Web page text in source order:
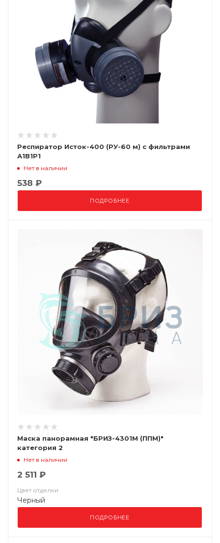
Респиратор Исток-400 (РУ-60 м) с фильтрами
А1В1Р1
Нет в наличии
538 ₽
ПОДРОБНЕЕ
Маска панорамная "БРИЗ-4301М (ППМ)"
категория 2
Нет в наличии
2 511 ₽
Цвет отделки
Черный
ПОДРОБНЕЕ